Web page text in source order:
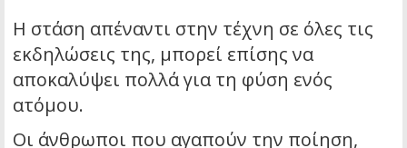
Η στάση απέναντι στην τέχνη σε όλες τις
εκδηλώσεις της, μπορεί επίσης να
αποκαλύψει πολλά για τη φύση ενός
ατόμου.
Οι άνθρωποι που αγαπούν την ποίηση,